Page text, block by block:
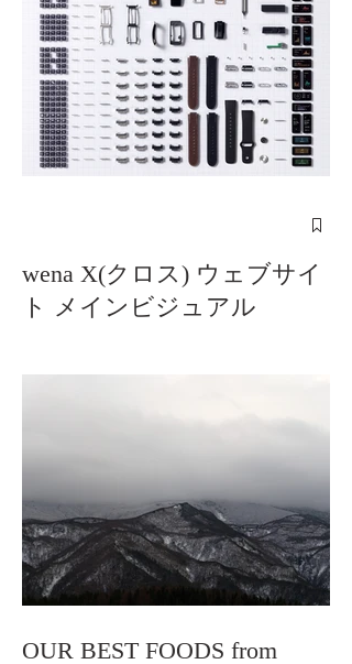
wena X(クロス) ウェブサイ
ト メインビジュアル
OUR BEST FOODS from